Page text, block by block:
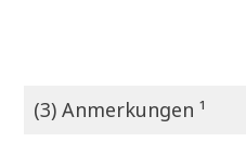
(3) Anmerkungen ¹